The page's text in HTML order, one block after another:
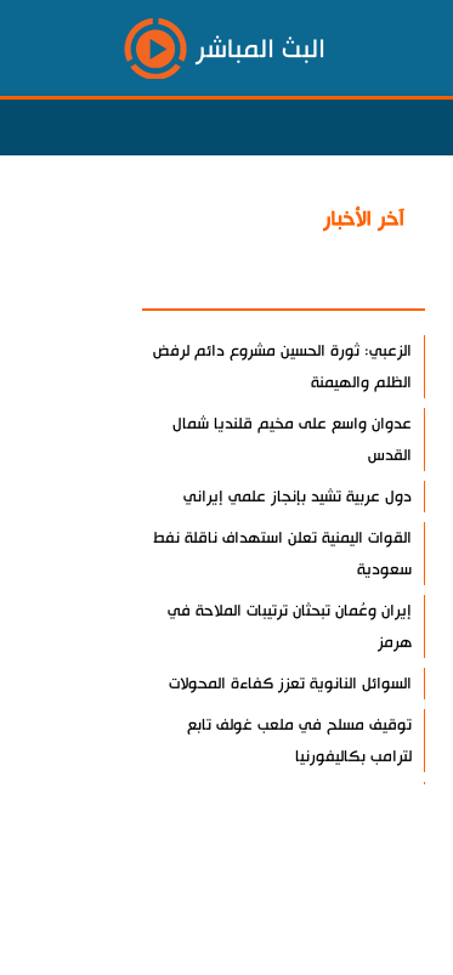
البث المباشر
آخر الأخبار
الزعبي: ثورة الحسين مشروع دائم لرفض
الظلم والهيمنة
عدوان واسع على مخيم قلنديا شمال
القدس
دول عربية تشيد بإنجاز علمي إيراني
القوات اليمنية تعلن استهداف ناقلة نفط
سعودية
إيران وعُمان تبحثان ترتيبات الملاحة في
هرمز
السوائل النانوية تعزز كفاءة المحولات
توقيف مسلح في ملعب غولف تابع
لترامب بكاليفورنيا